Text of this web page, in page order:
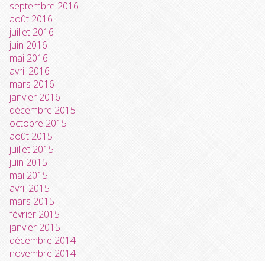
septembre 2016
août 2016
juillet 2016
juin 2016
mai 2016
avril 2016
mars 2016
janvier 2016
décembre 2015
octobre 2015
août 2015
juillet 2015
juin 2015
mai 2015
avril 2015
mars 2015
février 2015
janvier 2015
décembre 2014
novembre 2014